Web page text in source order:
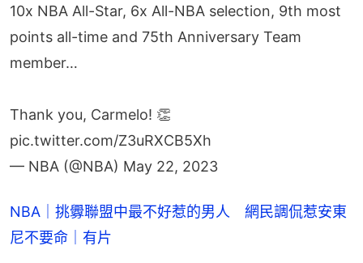
10x NBA All-Star, 6x All-NBA selection, 9th most
points all-time and 75th Anniversary Team
member…
Thank you, Carmelo! 👏
pic.twitter.com/Z3uRXCB5Xh
— NBA (@NBA) May 22, 2023
NBA｜挑釁聯盟中最不好惹的男人 網民調侃惹安東
尼不要命｜有片